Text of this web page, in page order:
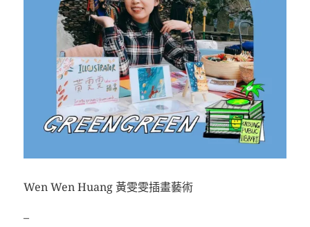
Wen Wen Huang 黃雯雯插畫藝術
–